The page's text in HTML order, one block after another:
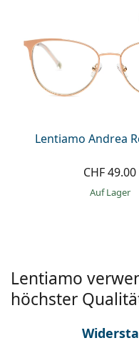
Prada
Alle Marken
Lentiamo Andrea
CHF 49.00
auf Lager
Lentiamo
höchster